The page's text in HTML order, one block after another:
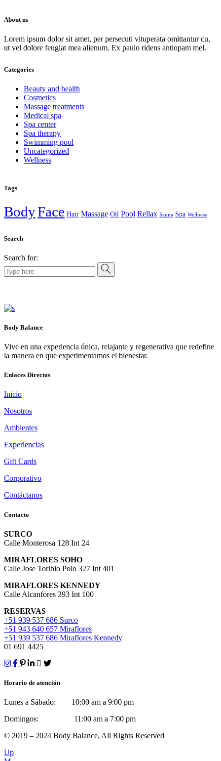
About us
Lorem ipsum dolor sit amet, per persecuti vituperata omittantur cu,
ut vel dolore feugiat mea alienum. Ex paulo ridens antiopam mel.
Categories
Beauty and health
Cosmetics
Massage treatments
Medical spa
Spa center
Spa therapy
Swimming pool
Uncategorized
Wellness
Tags
BodyFace Hair Massage Oil Pool Rellax Sauna Spa Wellness
Search
Search for:
Body Balance
Vive en una experiencia única, relajante y regenerativa que redefine
la manera en que experimentamos el bienestar.
Enlaces Directos
Inicio
Nosotros
Ambientes
Experiencias
Gift Cards
Corporativo
Contáctanos
Contacto
SURCO
Calle Monterosa 128 Int 24
MIRAFLORES SOHO
Calle Jose Toribio Polo 327 Int 401
MIRAFLORES KENNEDY
Calle Alcanfores 393 Int 100
RESERVAS
+51 939 537 686 Surco
+51 943 640 657 Miraflores
+51 939 537 686 Miraflores Kennedy
01 691 4425
Horario de atención
Lunes a Sábado: 10:00 am a 9:00 pm
Domingos: 11:00 am a 7:00 pm
© 2019 – 2024 Body Balance, All Rights Reserved
Up